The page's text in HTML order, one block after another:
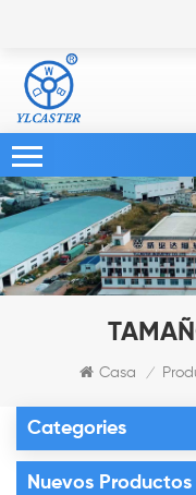
Casa /
Categories
Nuevos Productos